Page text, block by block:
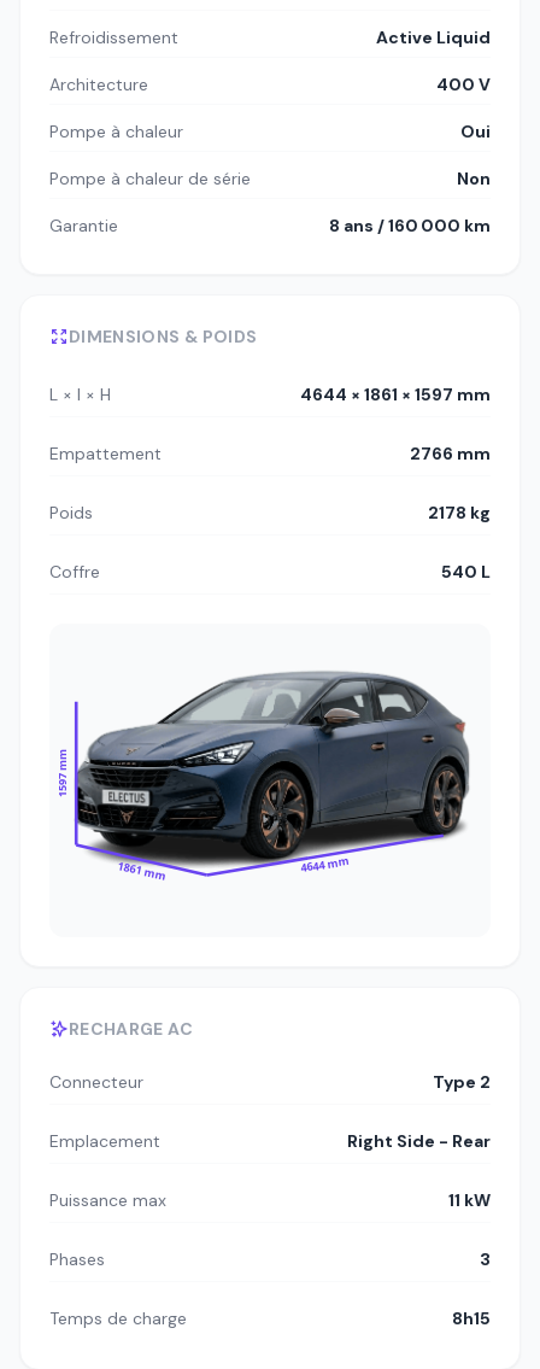
Refroidissement Active Liquid
Architecture 400 V
Pompe à chaleur Oui
Pompe à chaleur de série Non
Garantie 8 ans / 160 000 km
DIMENSIONS & POIDS
L × l × H 4644 × 1861 × 1597 mm
Empattement 2766 mm
Poids 2178 kg
Coffre 540 L
1597 mm
1861 mm 4644 mm
RECHARGE AC
Connecteur Type 2
Emplacement Right Side - Rear
Puissance max 11 kW
Phases 3
Temps de charge 8h15